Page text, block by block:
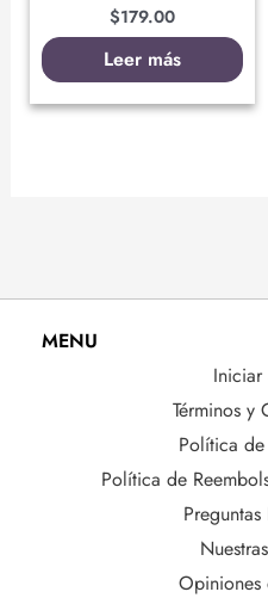
$179.00
Leer más
MENU
Iniciar
Términos y
Política
Política de
Preguntas
Opiniones